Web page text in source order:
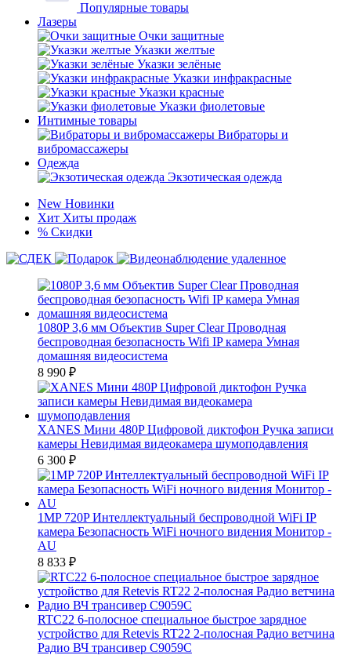
Популярные товары
Лазеры
Очки защитные
Указки желтые
Указки зелёные
Указки инфракрасные
Указки красные
Указки фиолетовые
Интимные товары
Вибраторы и
вибромассажеры
Одежда
Экзотическая одежда
New Новинки
Хит Хиты продаж
% Скидки
1080P 3,6 мм Объектив Super Clear Проводная
беспроводная безопасность Wifi IP камера Умная
домашняя видеосистема
8 990 ₽
XANES Мини 480P Цифровой диктофон Ручка записи
камеры Невидимая видеокамера шумоподавления
6 300 ₽
1MP 720P Интеллектуальный беспроводной WiFi IP
камера Безопасность WiFi ночного видения Монитор -
AU
8 833 ₽
RTC22 6-полосное специальное быстрое зарядное
устройство для Retevis RT22 2-полосная Радио ветчина
Радио ВЧ трансивер C9059C